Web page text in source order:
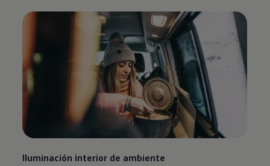
Iluminación interior de ambiente